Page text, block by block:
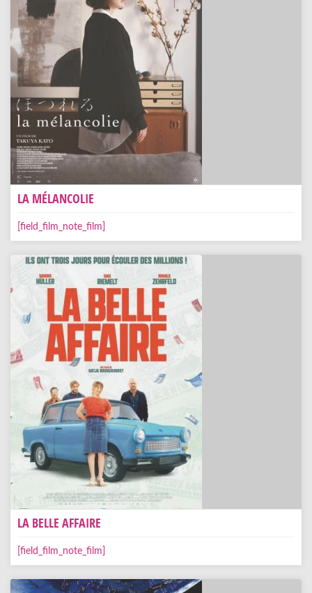
LA MÉLANCOLIE
[field_film_note_film]
LA BELLE AFFAIRE
[field_film_note_film]